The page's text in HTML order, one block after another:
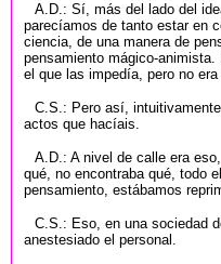
A.D.: Sí, más del lado del
parecíamos de tanto estar en
ciencia, de una manera de
pensamiento mágico-
el que las impedía, pero no
C.S.: Pero así,
actos que hacíais.
A.D.: A nivel de calle era
qué, no encontraba qué, todo
pensamiento, estábamos
C.S.: Eso, en una sociedad
anestesiado el personal.